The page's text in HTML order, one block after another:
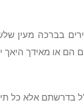
בברכה מעין
הם או מאידך
בדרשתם אלא כל